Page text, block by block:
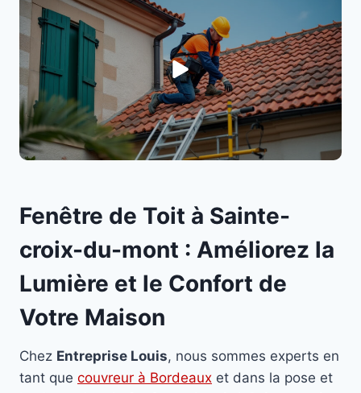
Fenêtre de Toit à Sainte-
croix-du-mont : Améliorez la
Lumière et le Confort de
Votre Maison
Chez Entreprise Louis, nous sommes experts en
tant que couvreur à Bordeaux et dans la pose et